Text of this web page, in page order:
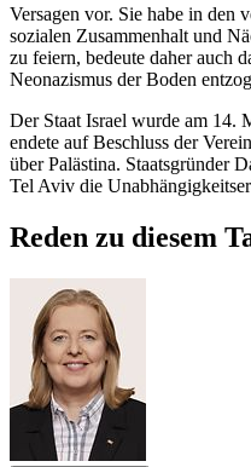
Versagen vor. Sie habe in den
sozialen Zusammenhalt und
zu feiern, bedeute daher auch
Neonazismus der Boden
Der Staat Israel wurde am 14.
endete auf Beschluss der
über Palästina. Staatsgründer
Tel Aviv die
Reden zu diesem